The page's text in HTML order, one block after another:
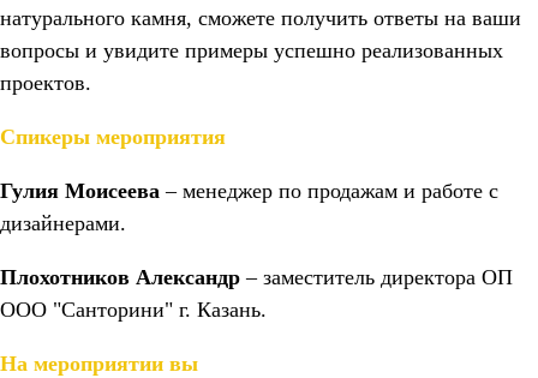
натурального камня, сможете получить ответы на ваши
вопросы и увидите примеры успешно реализованных
проектов.
Спикеры мероприятия
Гулия Моисеева – менеджер по продажам и работе с
дизайнерами.
Плохотников Александр – заместитель директора ОП
ООО "Санторини" г. Казань.
На мероприятии вы